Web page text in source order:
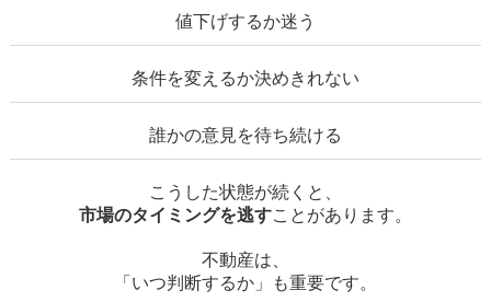
値下げするか迷う
条件を変えるか決めきれない
誰かの意見を待ち続ける
こうした状態が続くと、
市場のタイミングを逃すことがあります。
不動産は、
「いつ判断するか」も重要です。